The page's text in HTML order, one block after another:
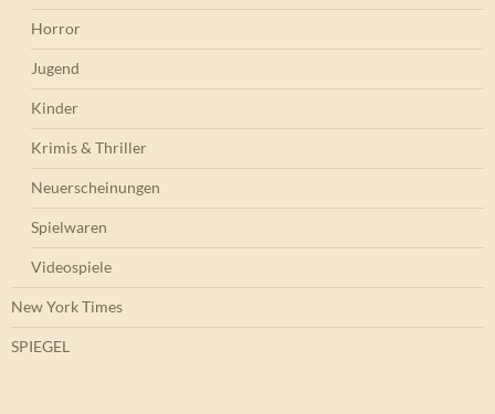
Horror
Jugend
Kinder
Krimis & Thriller
Neuerscheinungen
Spielwaren
Videospiele
New York Times
SPIEGEL